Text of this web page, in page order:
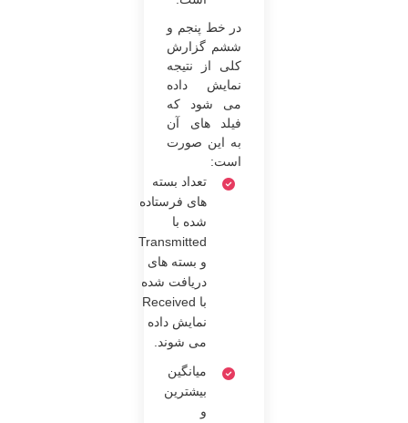
در خط پنجم و
ششم گزارش
کلی از نتیجه
نمایش داده
می شود که
فیلد های آن
به این صورت
است:
تعداد بسته
های فرستاده
شده با
Transmitted
و بسته های
دریافت شده
با Received
نمایش داده
می شوند.
میانگین
بیشترین
و